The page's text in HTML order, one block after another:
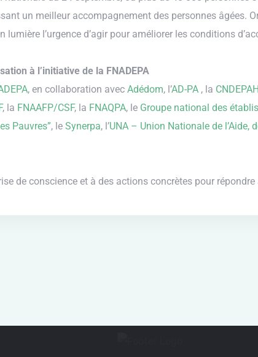
un meilleur accompagnement des personnes âgées.
l’urgence d’agir pour améliorer les conditions
à l’initiative de la FNADEPA
, en collaboration avec Adédom, l’AD-PA , la CNDEPAH
, la FNAAFP/CSF, la FNAQPA, le Groupe national des
Pauvres”, le Synerpa, l’UNA – Union Nationale de l’Aide,
de conscience et à des actions concrètes pour